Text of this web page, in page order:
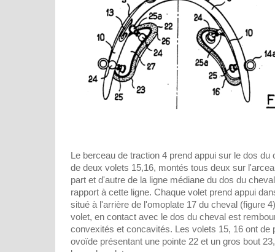
Le berceau de traction 4 prend appui sur le dos du
de deux volets 15,16, montés tous deux sur
part et d'autre de la ligne médiane du dos du
rapport à cette ligne. Chaque volet prend appui
situé à l'arrière de l'omoplate 17 du cheval (figure
volet, en contact avec le dos du cheval est
convexités et concavités. Les volets 15, 16 ont de
ovoïde présentant une pointe 22 et un gros bout